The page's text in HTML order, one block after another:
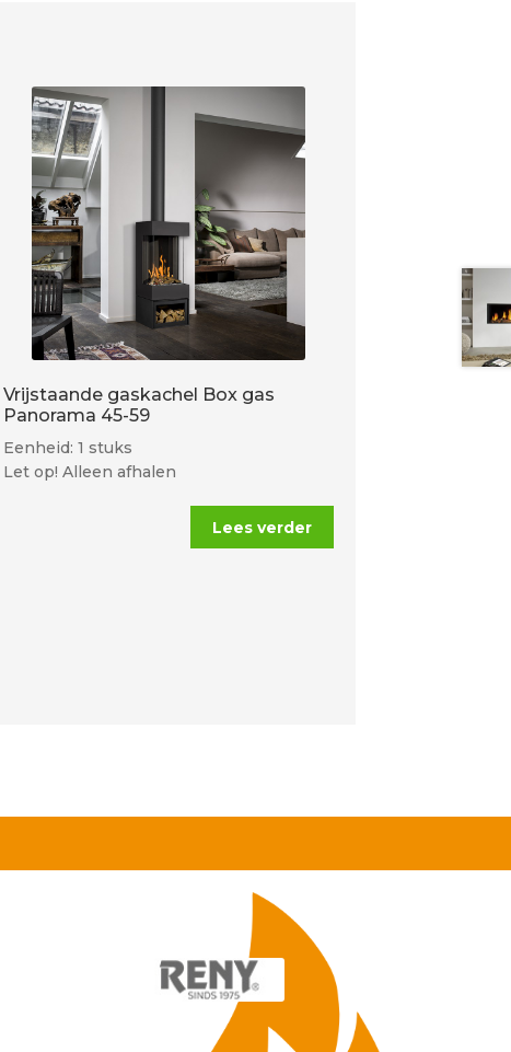
Vrijstaande gaskachel Box gas
Panorama 45-59
Eenheid: 1 stuks
Let op! Alleen afhalen
Lees verder